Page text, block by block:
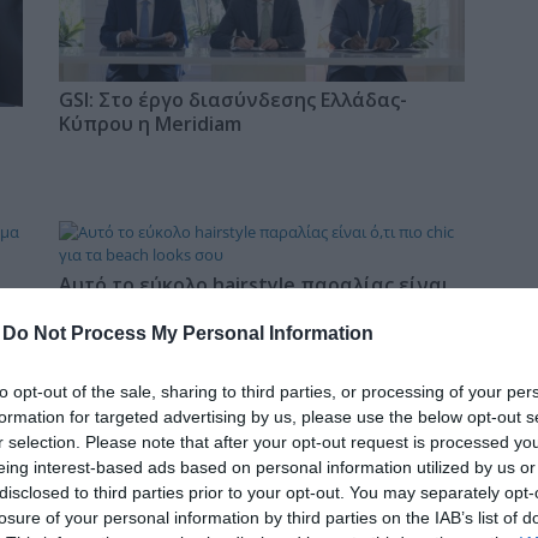
Do Not Process My Personal Information
opt-out of the sale, sharing to third parties, or processing of your
for targeted advertising by us, please use the below opt-out
selection. Please note that after your opt-out request is processed
interest-based ads based on personal information utilized by us
to third parties prior to your opt-out. You may separately
of your personal information by third parties on the IAB’s list of
GSI: Στο έργο διασύνδεσης Ελλάδας-
Κύπρου η Meridiam
Αυτό το εύκολο hairstyle παραλίας είναι
Fitness routine για το καλοκαίρι: 4 hacks
που αξίζει να δοκιμάσεις